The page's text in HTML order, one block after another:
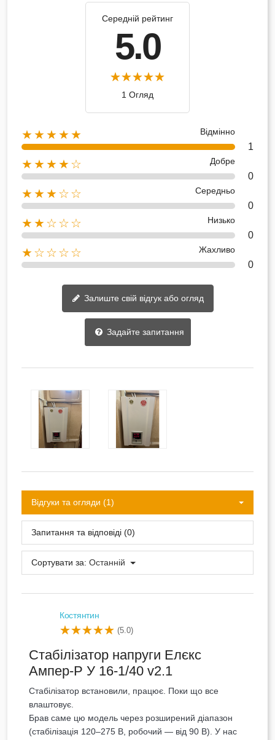
Середній рейтинг
5.0
1 Огляд
★★★★★ Відмінно
1
★★★★☆ Добре
0
★★★☆☆ Середньо
0
★★☆☆☆ Низько
0
★☆☆☆☆ Жахливо
0
Залиште свій відгук або огляд
Задайте запитання
Відгуки та огляди (1)
Запитання та відповіді (0)
Сортувати за: Останній
Костянтин
(5.0)
Стабілізатор напруги Елєкс
Ампер-Р У 16-1/40 v2.1
Стабілізатор встановили, працює. Поки що все
влаштовує.
Брав саме цю модель через розширений діапазон
(стабілізація 120–275 В, робочий — від 90 В). У нас